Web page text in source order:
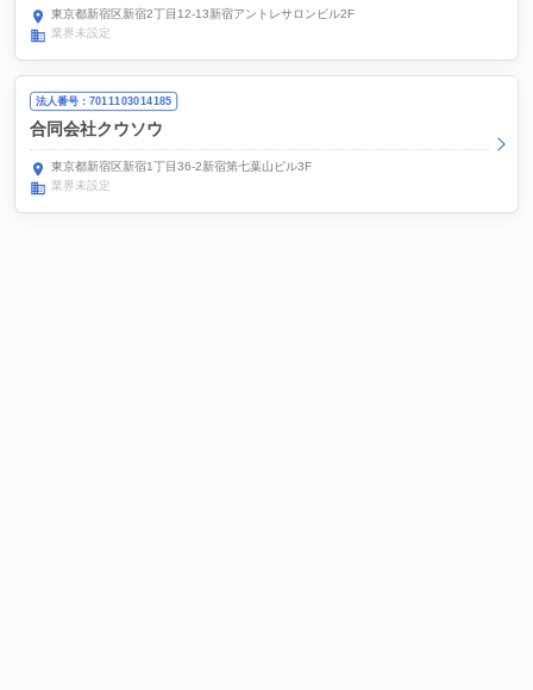
東京都新宿区新宿2丁目12-13新宿アントレサロンビル2F
業界未設定
法人番号：7011103014185
合同会社クウソウ
東京都新宿区新宿1丁目36-2新宿第七葉山ビル3F
業界未設定